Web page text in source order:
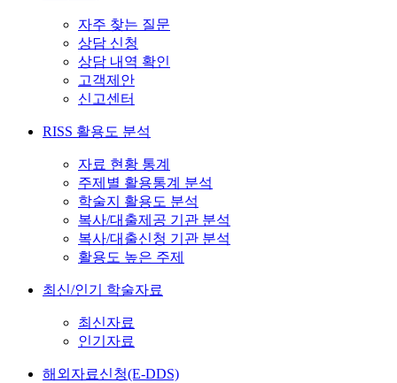
자주 찾는 질문
상담 신청
상담 내역 확인
고객제안
신고센터
RISS 활용도 분석
자료 현황 통계
주제별 활용통계 분석
학술지 활용도 분석
복사/대출제공 기관 분석
복사/대출신청 기관 분석
활용도 높은 주제
최신/인기 학술자료
최신자료
인기자료
해외자료신청(E-DDS)